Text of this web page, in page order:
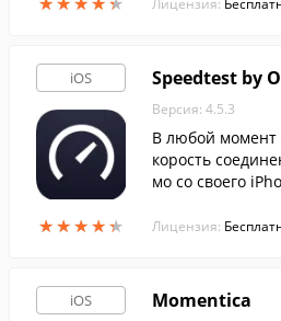
Лицензия:
iOS
★★★★★
★★★★★
Speedtest by
Версия: 4.5.3
В любой момент
корость
мо со своего
Лицензия:
iOS Momentica